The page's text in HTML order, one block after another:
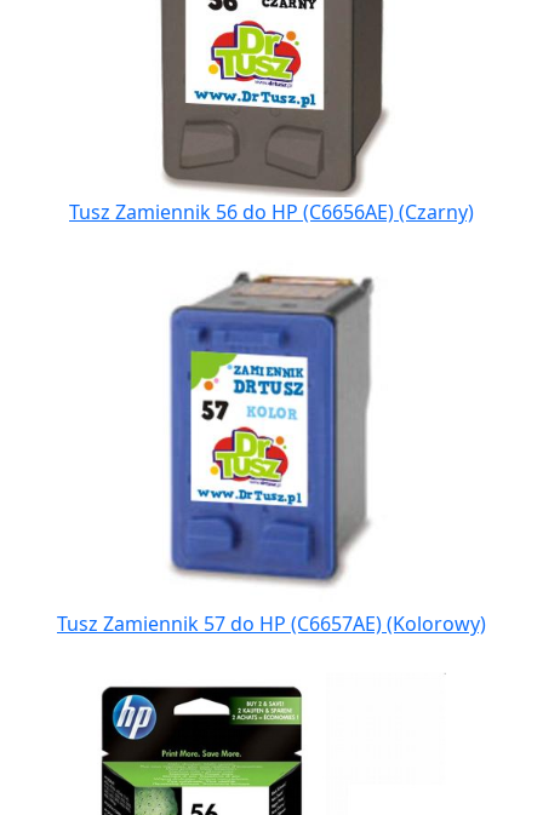
Tusz Zamiennik 56 do HP (C6656AE) (Czarny)
Tusz Zamiennik 57 do HP (C6657AE) (Kolorowy)